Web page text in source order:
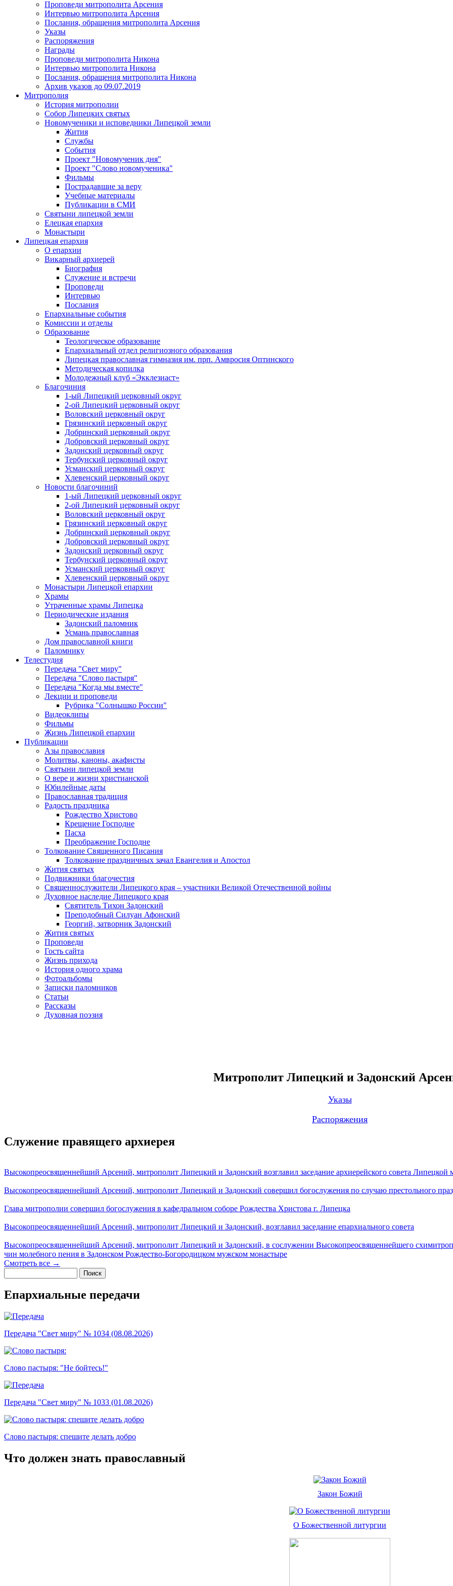
Проповеди митрополита Арсения
Интервью митрополита Арсения
Послания, обращения митрополита Арсения
Указы
Распоряжения
Награды
Проповеди митрополита Никона
Интервью митрополита Никона
Послания, обращения митрополита Никона
Архив указов до 09.07.2019
Митрополия
История митрополии
Собор Липецких святых
Новомученики и исповедники Липецкой земли
Жития
Службы
События
Проект "Новомученик дня"
Проект "Слово новомученика"
Фильмы
Пострадавшие за веру
Учебные материалы
Публикации в СМИ
Святыни липецкой земли
Елецкая епархия
Монастыри
Липецкая епархия
О епархии
Викарный архиерей
Биография
Служение и встречи
Проповеди
Интервью
Послания
Епархиальные события
Комиссии и отделы
Образование
Теологическое образование
Епархиальный отдел религиозного образования
Липецкая православная гимназия им. прп. Амвросия Оптинского
Методическая копилка
Молодежный клуб «Экклезиаст»
Благочиния
1-ый Липецкий церковный округ
2-ой Липецкий церковный округ
Воловский церковный округ
Грязинский церковный округ
Добринский церковный округ
Добровский церковный округ
Задонский церковный округ
Тербунский церковный округ
Усманский церковный округ
Хлевенский церковный округ
Новости благочиний
1-ый Липецкий церковный округ
2-ой Липецкий церковный округ
Воловский церковный округ
Грязинский церковный округ
Добринский церковный округ
Добровский церковный округ
Задонский церковный округ
Тербунский церковный округ
Усманский церковный округ
Хлевенский церковный округ
Монастыри Липецкой епархии
Храмы
Утраченные храмы Липецка
Периодические издания
Задонский паломник
Усмань православная
Дом православной книги
Паломнику
Телестудия
Передача "Свет миру"
Передача "Слово пастыря"
Передача "Когда мы вместе"
Лекции и проповеди
Рубрика "Солнышко России"
Видеоклипы
Фильмы
Жизнь Липецкой епархии
Публикации
Азы православия
Молитвы, каноны, акафисты
Святыни липецкой земли
О вере и жизни христианской
Юбилейные даты
Православная традиция
Радость праздника
Рождество Христово
Крещение Господне
Пасха
Преображение Господне
Толкование Священного Писания
Толкование праздничных зачал Евангелия и Апостол
Жития святых
Подвижники благочестия
Священнослужители Липецкого края – участники Великой Отечественной войны
Духовное наследие Липецкого края
Святитель Тихон Задонский
Преподобный Силуан Афонский
Георгий, затворник Задонский
Жития святых
Проповеди
Гость сайта
Жизнь прихода
История одного храма
Фотоальбомы
Записки паломников
Статьи
Рассказы
Духовная поэзия
Митрополит Липецкий и Задонский
Указы
Распоряжения
Служение правящего архиерея
Высокопреосвященнейший Арсений, митрополит Липецкий и Задонский возглавил заседание архиерейского совета Липецкой
Высокопреосвященнейший Арсений, митрополит Липецкий и Задонский совершил богослужения по случаю престольного
Глава митрополии совершил богослужения в кафедральном соборе Рождества Христова г. Липецка
Высокопреосвященнейший Арсений, митрополит Липецкий и Задонский, возглавил заседание епархиального совета
Высокопреосвященнейший Арсений, митрополит Липецкий и Задонский, в сослужении Высокопреосвященнейшего
чин молебного пения в Задонском Рождество-Богородицком мужском монастыре
Смотреть все →
Епархиальные передачи
Передача "Свет миру" № 1034 (08.08.2026)
Слово пастыря: "Не бойтесь!"
Передача "Свет миру" № 1033 (01.08.2026)
Слово пастыря: спешите делать добро
Что должен знать православный
Закон Божий
О Божественной литургии